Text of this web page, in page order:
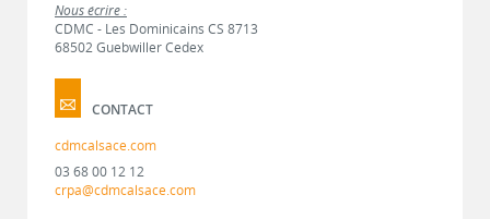
Nous écrire :
CDMC - Les Dominicains CS 8713
68502 Guebwiller Cedex
CONTACT
cdmcalsace.com
03 68 00 12 12
crpa@cdmcalsace.com